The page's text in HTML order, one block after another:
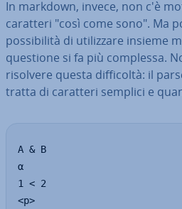
In markdown, invece, non c'è
caratteri "così come sono". Ma
pos­si­bi­li­tà di uti­liz­za­re insieme
questione si fa più complessa.
risolvere questa dif­fi­col­tà: il
tratta di caratteri semplici e
A & B
α
1 < 2
<p>